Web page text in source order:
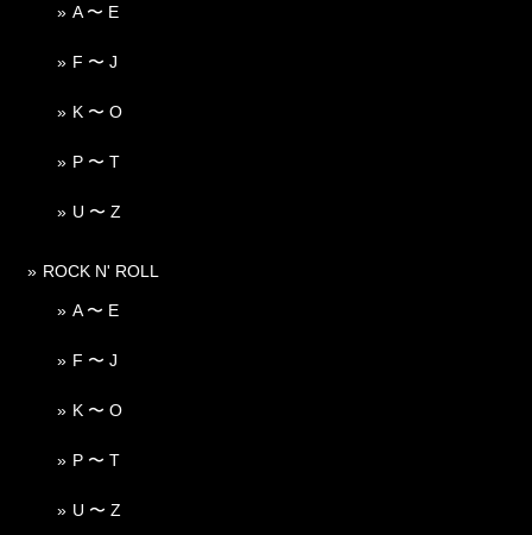
A 〜 E
F 〜 J
K 〜 O
P 〜 T
U 〜 Z
ROCK N' ROLL
A 〜 E
F 〜 J
K 〜 O
P 〜 T
U 〜 Z